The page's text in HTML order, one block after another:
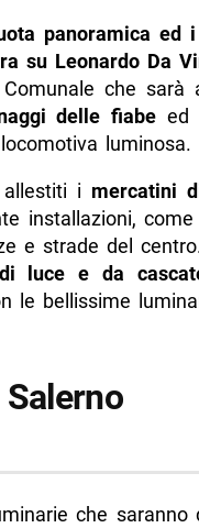
panoramica ed
su Leonardo Da
che sarà
delle fiabe ed
luminosa.
i mercatini
installazioni, come
e strade del
luce e da
le bellissime
che saranno